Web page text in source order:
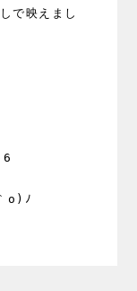
で映えまし
6